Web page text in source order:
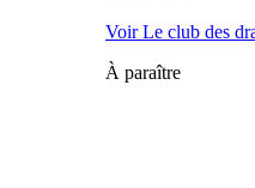
Voir Le club des
À paraître